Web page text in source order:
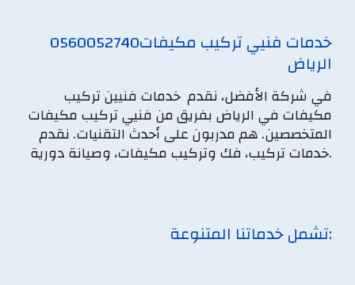
0560052740خدمات فنيي تركيب مكيفات
الرياض
في شركة الأفضل، نقدم خدمات فنيين تركيب
مكيفات في الرياض بفريق من فنيي تركيب مكيفات
المتخصصين. هم مدربون على أحدث التقنيات. نقدم
خدمات تركيب، فك وتركيب مكيفات، وصيانة دورية.
تشمل خدماتنا المتنوعة: